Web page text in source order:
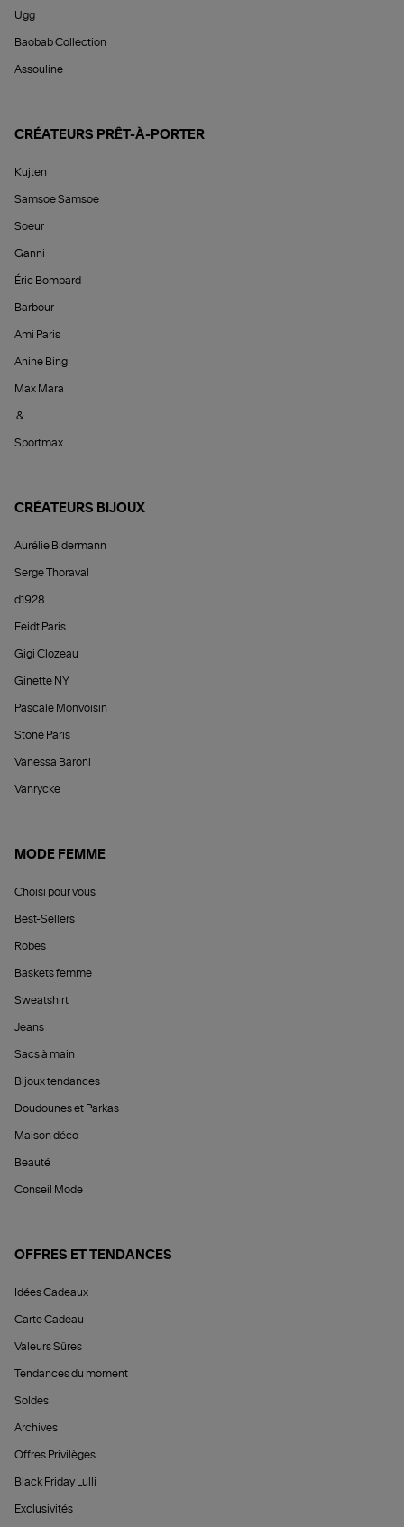
Ugg
Baobab Collection
Assouline
CRÉATEURS PRÊT-À-PORTER
Kujten
Samsoe Samsoe
Soeur
Ganni
Éric Bompard
Barbour
Ami Paris
Anine Bing
Max Mara
&
Sportmax
CRÉATEURS BIJOUX
Aurélie Bidermann
Serge Thoraval
d1928
Feidt Paris
Gigi Clozeau
Ginette NY
Pascale Monvoisin
Stone Paris
Vanessa Baroni
Vanrycke
MODE FEMME
Choisi pour vous
Best-Sellers
Robes
Baskets femme
Sweatshirt
Jeans
Sacs à main
Bijoux tendances
Doudounes et Parkas
Maison déco
Beauté
Conseil Mode
OFFRES ET TENDANCES
Idées Cadeaux
Carte Cadeau
Valeurs Sûres
Tendances du moment
Soldes
Archives
Offres Privilèges
Black Friday Lulli
Exclusivités